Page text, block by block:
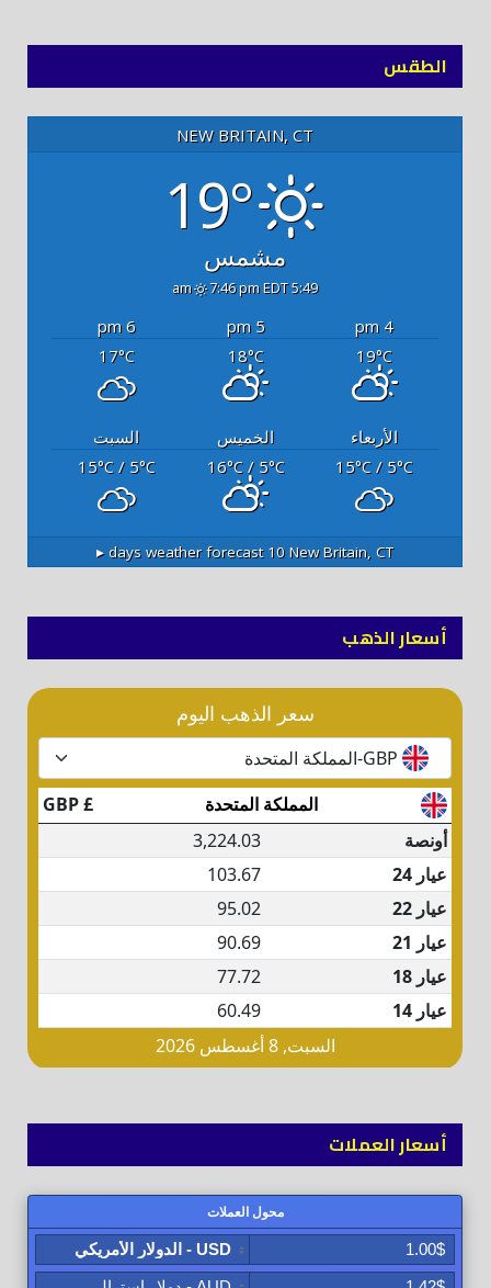
الطقس
NEW BRITAIN, CT
19°
مشمس
5:49 am
7:46 pm EDT
4 pm
5 pm
6 pm
19°C
18°C
17°C
الأربعاء الخميس
السبت
15°C / 5°C
16°C/ 5°C
15°C/ 5°C
New Britain, CT
أسعار الذهب
أسعار العملات